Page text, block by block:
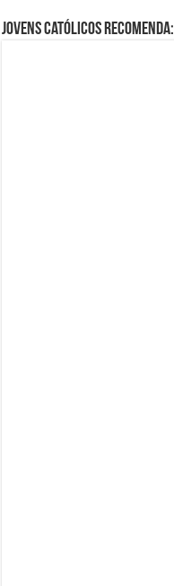
Jovens Católicos Recomenda: